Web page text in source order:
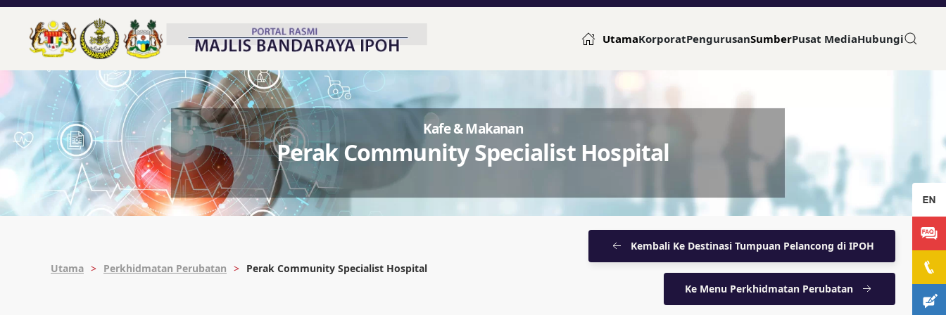
UtamaKorporatPengurusanSumberPusat MediaHubungi
Kafe & Makanan
Perak Community Specialist Hospital
Utama Perkhidmatan Perubatan Perak Community Specialist Hospital
Kembali Ke Destinasi Tumpuan Pelancong di IPOH
Ke Menu Perkhidmatan Perubatan